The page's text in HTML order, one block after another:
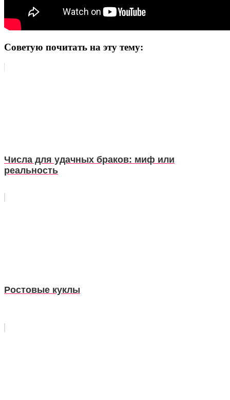
Советую почитать на эту тему:
Числа для удачных браков: миф или
реальность
Ростовые куклы